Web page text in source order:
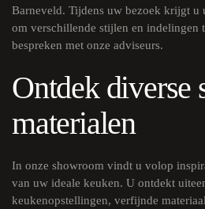
Barneveld. Tijdens uw bezoek krijgt u
om verschillende stijlen en indelingen
bespreken met onze adviseurs.
Ontdek diverse
materialen
In onze showroom vindt u volop
van uw ideale keuken. U ontdekt
keukenopstellingen, verfijnde